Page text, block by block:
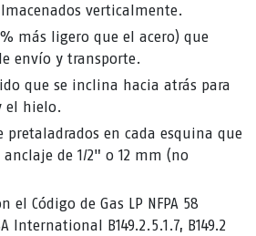
verticalmente.
más ligero que el acero) que
envío y transporte.
que se inclina hacia atrás para
el hielo.
pretaladrados en cada esquina que
de 1/2" o 12 mm (no
el Código de Gas LP NFPA 58
International B149.2.5.1.7, B149.2